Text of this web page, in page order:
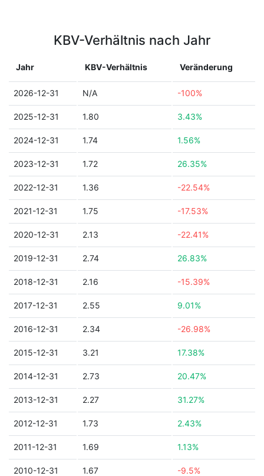
KBV-Verhältnis nach Jahr
Jahr KBV-Verhältnis Veränderung
2026-12-31 N/A -100%
2025-12-31 1.80 3.43%
2024-12-31 1.74 1.56%
2023-12-31 1.72 26.35%
2022-12-31 1.36 -22.54%
2021-12-31 1.75 -17.53%
2020-12-31 2.13 -22.41%
2019-12-31 2.74 26.83%
2018-12-31 2.16 -15.39%
2017-12-31 2.55 9.01%
2016-12-31 2.34 -26.98%
2015-12-31 3.21 17.38%
2014-12-31 2.73 20.47%
2013-12-31 2.27 31.27%
2012-12-31 1.73 2.43%
2011-12-31 1.69 1.13%
2010-12-31 1.67 -9.5%